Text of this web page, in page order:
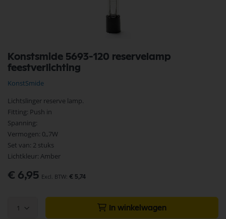
Konstsmide 5693-120 reservelamp
feestverlichting
KonstSmide
Lichtslinger reserve lamp.
Fitting: Push in
Spanning:
Vermogen: 0,,7W
Set van: 2 stuks
Lichtkleur: Amber
€ 6,95 € 5,74
1 In winkelwagen
naar
het
van
afbeeldingen-
gallerij